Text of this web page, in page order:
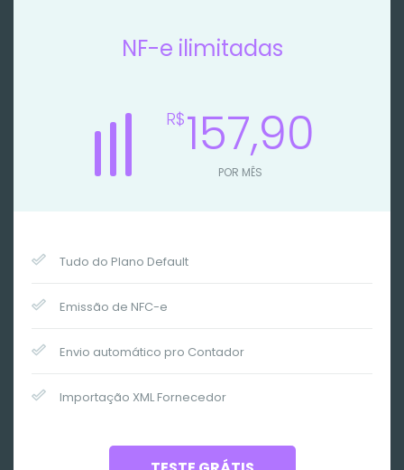
NF-e ilimitadas
R$157,90
POR MÊS
Tudo do Plano Default
Emissão de NFC-e
Envio automático pro Contador
Importação XML Fornecedor